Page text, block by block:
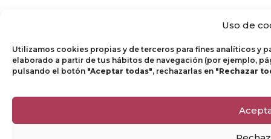
Uso de
Utilizamos cookies propias y de terceros para fines analíticos y
elaborado a partir de tus hábitos de navegación (por ejemplo,
pulsando el botón "Aceptar todas", rechazarlas en "Rechazar